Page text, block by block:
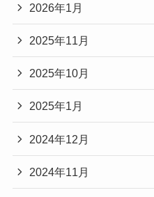
2026年1月
2025年11月
2025年10月
2025年1月
2024年12月
2024年11月